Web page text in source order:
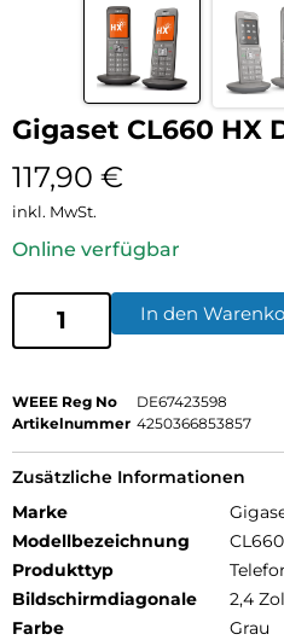
Gigaset CL660 HX
117,90 €
inkl. MwSt.
Online verfügbar
In den
WEEE Reg No
DE67423598
Artikelnummer 4250366853857
Zusätzliche Informationen
Marke
Modellbezeichnung
Produkttyp
Bildschirmdiagonale
2,4
Farbe
Grau